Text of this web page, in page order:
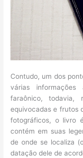
Contudo, um dos
várias
faraônico, todavia,
equivocadas e frutos
fotográficos, o livro
contém em suas
de onde se localiza
datação dele de